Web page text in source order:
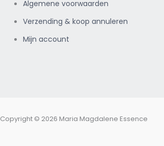
Algemene voorwaarden
Verzending & koop annuleren
Mijn account
Copyright © 2026 Maria Magdalene Essence